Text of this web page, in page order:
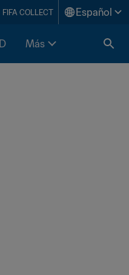
FIFA COLLECT Español
Más